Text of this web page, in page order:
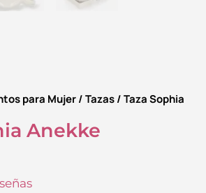
para Mujer/Tazas/ Taza Sophia
Anekke